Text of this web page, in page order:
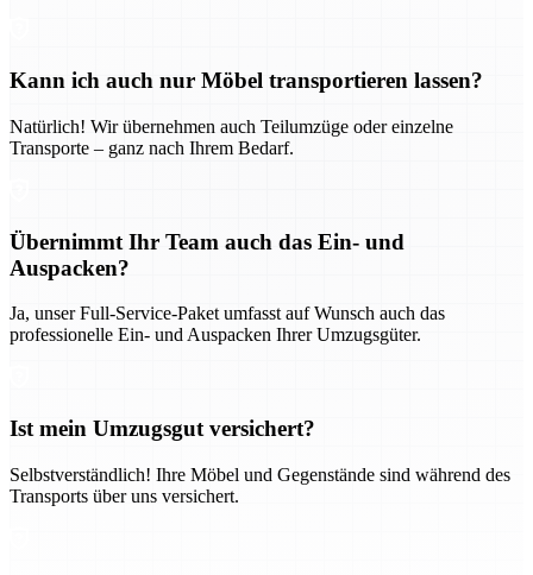
Kann ich auch nur Möbel transportieren lassen?
Natürlich! Wir übernehmen auch Teilumzüge oder einzelne
Transporte – ganz nach Ihrem Bedarf.
Übernimmt Ihr Team auch das Ein- und
Auspacken?
Ja, unser Full-Service-Paket umfasst auf Wunsch auch das
professionelle Ein- und Auspacken Ihrer Umzugsgüter.
Ist mein Umzugsgut versichert?
Selbstverständlich! Ihre Möbel und Gegenstände sind während des
Transports über uns versichert.